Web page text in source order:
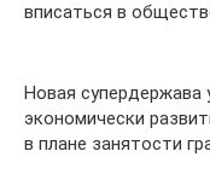
вписаться в
Новая супердержава
экономически
в плане занятости